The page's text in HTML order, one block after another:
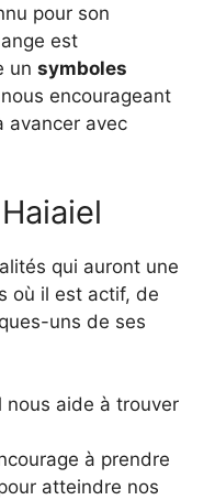
pour son
est
un symboles
encourageant
avancer avec
qui auront une
où il est actif, de
uns de ses
nous aide à trouver
à prendre
atteindre nos